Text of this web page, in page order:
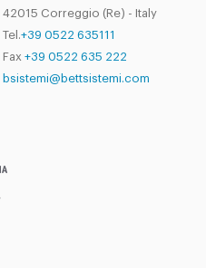
42015 Correggio (Re) - Italy
Tel.+39 0522 635111
Fax +39 0522 635 222
bsistemi@bettsistemi.com